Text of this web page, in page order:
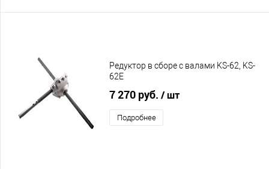
Редуктор в сборе с валами KS-62, KS-
62E
7 270 руб. / шт
Подробнее